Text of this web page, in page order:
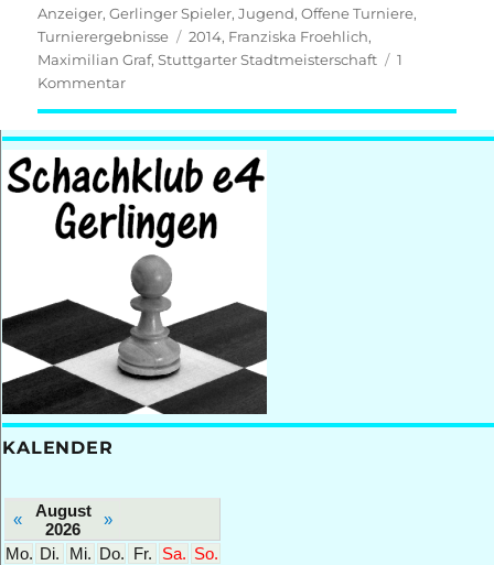
am
Anzeiger,Gerlinger Spieler,Jugend,Offene Turniere,
Turnierergebnisse
Schlagwörter
2014, Franziska Froehlich,
Maximilian Graf,Stuttgarter Stadtmeisterschaft
1
Kommentarzu
Nachwuchs
in
den
Preisgeldrängen
bei
den
Internationalen
Stuttgarter
Stadtmeisterschaften
KALENDER
«
August
2026
»
Mo. Di. Mi. Do. Fr. Sa. So.